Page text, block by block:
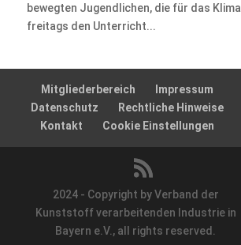
bewegten Jugendlichen, die für das Klima
freitags den Unterricht...
Mitgliederbereich
Impressum
Datenschutz
Rechtliche Hinweise
Kontakt
Cookie Einstellungen
2024 - Copyright by Verband der
Kunststoff verarbeitenden Industrie in
Bayern e.V., all rights reserved.